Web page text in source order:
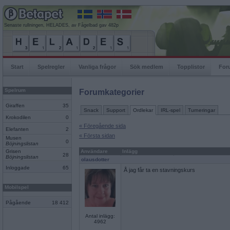
Senaste rullningen, HELADES, av Fågelbad gav 482p
Start Spelregler Vanliga frågor Sök medlem Topplistor
Spelrum
Giraffen 35
Krokodilen 0
Elefanten
2
Musen
Böjningslistan
0
Grisen
Böjningslistan
28
Inloggade 65
Mobilspel
Pågående 18 412
Forumkategorier
Snack Support Ordlekar IRL-spel Turneringar
« Föregående sida
« Första sidan
Användare
Inlägg
olausdotter
Antal inlägg:
4962
Å jag får ta en stavningskurs